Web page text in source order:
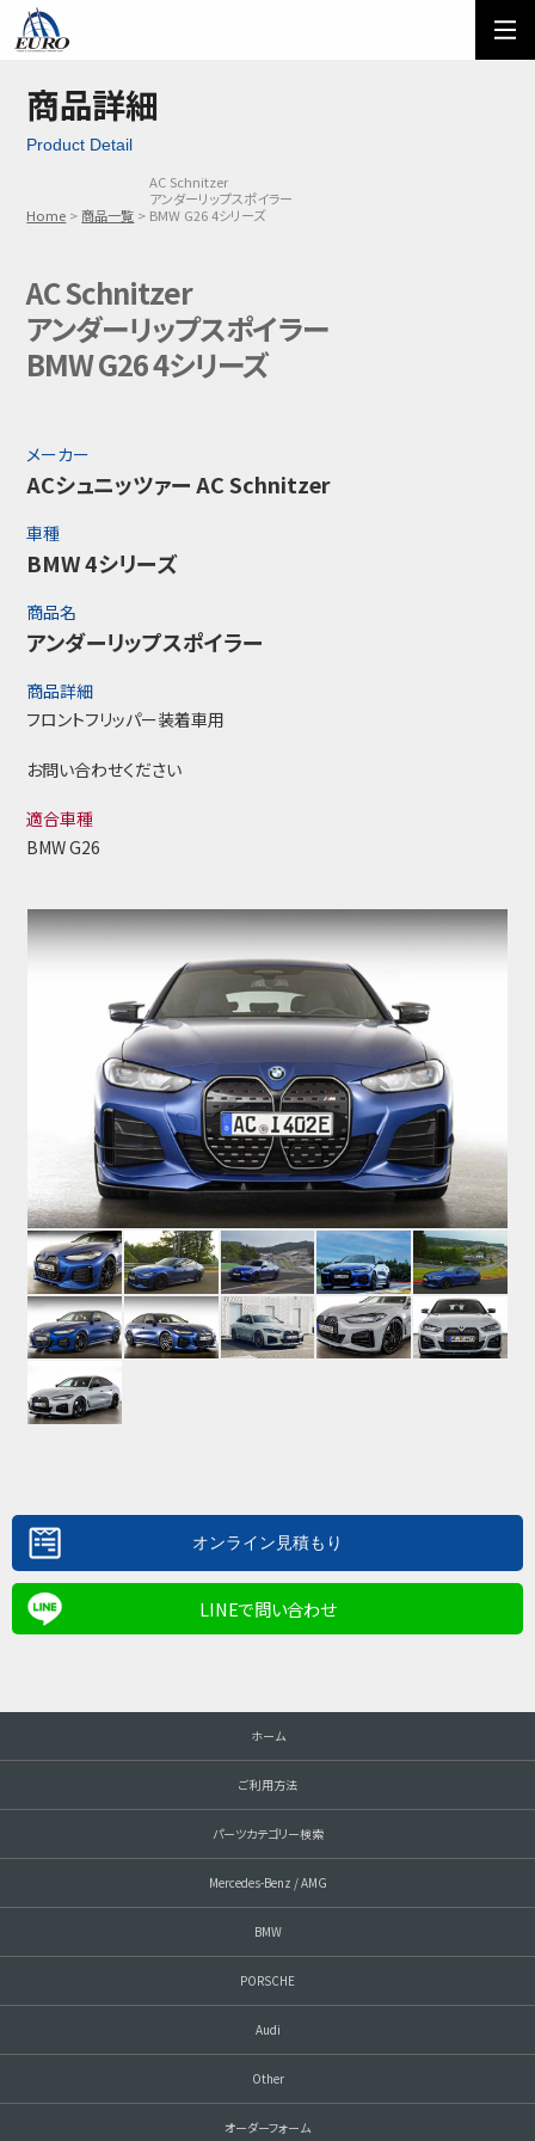
ご利用方法
メール問い合わせ
03-5674-7742
商品詳細
Product Detail
Home 商品一覧
AC Schnitzer
アンダーリップスポイラー
BMW G26 4シリーズ
AC Schnitzer
アンダーリップスポイラー
BMW G26 4シリーズ
メーカー
ACシュニッツァー AC Schnitzer
車種
BMW 4シリーズ
商品名
アンダーリップスポイラー
商品詳細
フロントフリッパー装着車用
お問い合わせください
適合車種
BMW G26
LINEで問い合わせ
ホーム
ご利用方法
パーツカテゴリー検索
Mercedes-Benz / AMG
BMW
PORSCHE
Audi
Other
オーダーフォーム